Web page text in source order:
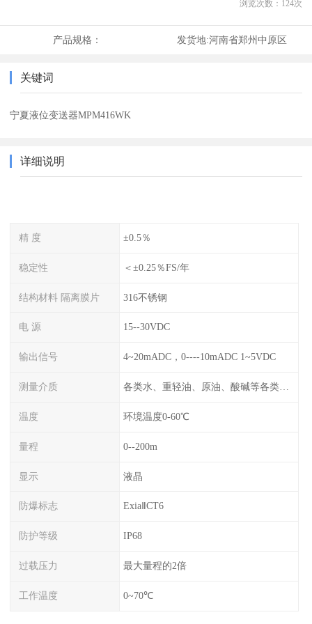
浏览次数： 124次
产品规格： 发货地:河南省郑州中原区
关键词
宁夏液位变送器MPM416WK
详细说明
精 度 ±0.5％
稳定性 ＜±0.25％FS/年
结构材料 隔离膜片 316不锈钢
电 源 15--30VDC
输出信号 4~20mADC，0----10mADC 1~5VDC
测量介质 各类水、重轻油、原油、酸碱等各类腐蚀液
温度 环境温度0-60℃
量程 0--200m
显示 液晶
防爆标志 ExiaⅡCT6
防护等级 IP68
过载压力 最大量程的2倍
工作温度 0~70℃